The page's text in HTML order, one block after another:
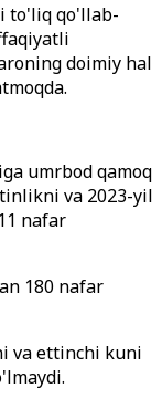
to'liq qo'llab-
doimiy hal
umrbod qamoq
va 2023-yil
nafar
180 nafar
va ettinchi kuni